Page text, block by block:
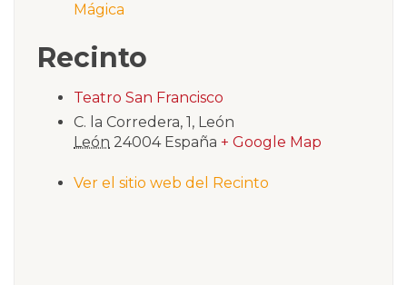
Mágica
Recinto
Teatro San Francisco
C. la Corredera, 1, León
León 24004 España + Google Map
Ver el sitio web del Recinto